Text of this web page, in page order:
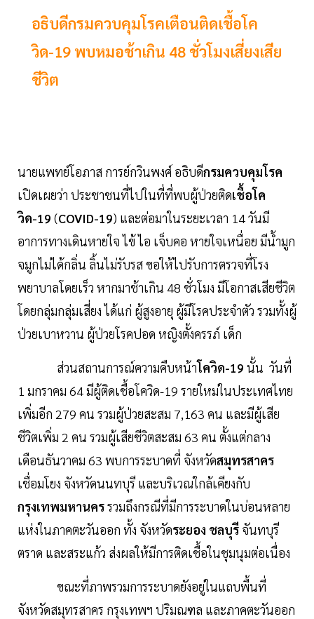
อธิบดีกรมควบคุมโรคเตือนติดเชื้อโค
วิด-19 พบหมอช้าเกิน 48 ชั่วโมงเสี่ยงเสีย
ชีวิต
นายแพทย์โอภาส การย์กวินพงศ์ อธิบดีกรมควบคุมโรค
เปิดเผยว่า ประชาชนที่ไปในที่ที่พบผู้ป่วยติดเชื้อโค
วิด-19 (COVID-19) และต่อมาในระยะเวลา 14 วันมี
อาการทางเดินหายใจ ไข้ ไอ เจ็บคอ หายใจเหนื่อย มีน้ำมูก
จมูกไม่ได้กลิ่น ลิ้นไม่รับรส ขอให้ไปรับการตรวจที่โรง
พยาบาลโดยเร็ว หากมาช้าเกิน 48 ชั่วโมง มีโอกาสเสียชีวิต
โดยกลุ่มกลุ่มเสี่ยง ได้แก่ ผู้สูงอายุ ผู้มีโรคประจำตัว รวมทั้งผู้
ป่วยเบาหวาน ผู้ป่วยโรคปอด หญิงตั้งครรภ์ เด็ก
ส่วนสถานการณ์ความคืบหน้าโควิด-19 นั้น วันที่
1 มกราคม 64 มีผู้ติดเชื้อโควิด-19 รายใหม่ในประเทศไทย
เพิ่มอีก 279 คน รวมผู้ป่วยสะสม 7,163 คน และมีผู้เสีย
ชีวิตเพิ่ม 2 คน รวมผู้เสียชีวิตสะสม 63 คน ตั้งแต่กลาง
เดือนธันวาคม 63 พบการระบาดที่ จังหวัดสมุทรสาคร
เชื่อมโยง จังหวัดนนทบุรี และบริเวณใกล้เคียงกับ
กรุงเทพมหานครรวมถึงกรณีที่มีการระบาดในบ่อนหลาย
แห่งในภาคตะวันออก ทั้ง จังหวัดระยอง ชลบุรี จันทบุรี
ตราด และสระแก้ว ส่งผลให้มีการติดเชื้อในชุมนุมต่อเนื่อง
ขณะที่ภาพรวมการระบาดยังอยู่ในแถบพื้นที่
จังหวัดสมุทรสาคร กรุงเทพฯ ปริมณฑล และภาคตะวันออก